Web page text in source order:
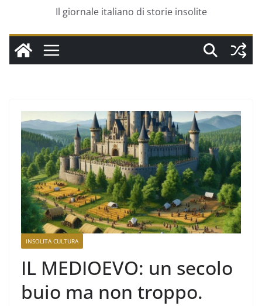
Il giornale italiano di storie insolite
INSOLITA CULTURA
IL MEDIOEVO: un secolo
buio ma non troppo.